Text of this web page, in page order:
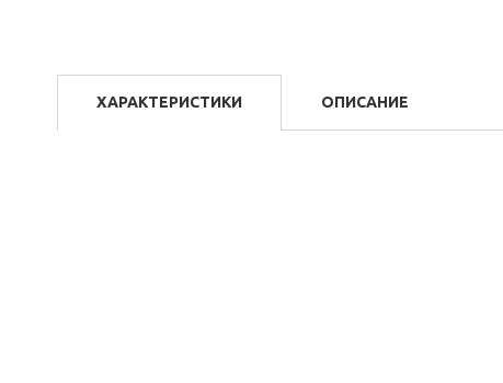
ХАРАКТЕРИСТИКИ ОПИСАНИЕ